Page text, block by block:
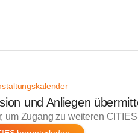
und Anliegen
um Zugang zu weiteren